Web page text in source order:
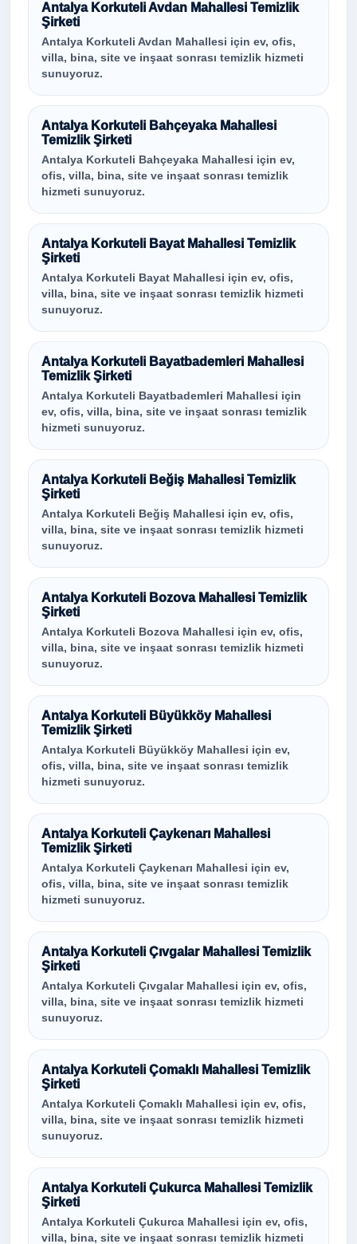
Antalya Korkuteli Avdan Mahallesi Temizlik
Şirketi
Antalya Korkuteli Avdan Mahallesi için ev, ofis,
villa, bina, site ve inşaat sonrası temizlik hizmeti
sunuyoruz.
Antalya Korkuteli Bahçeyaka Mahallesi
Temizlik Şirketi
Antalya Korkuteli Bahçeyaka Mahallesi için ev,
ofis, villa, bina, site ve inşaat sonrası temizlik
hizmeti sunuyoruz.
Antalya Korkuteli Bayat Mahallesi Temizlik
Şirketi
Antalya Korkuteli Bayat Mahallesi için ev, ofis,
villa, bina, site ve inşaat sonrası temizlik hizmeti
sunuyoruz.
Antalya Korkuteli Bayatbademleri Mahallesi
Temizlik Şirketi
Antalya Korkuteli Bayatbademleri Mahallesi için
ev, ofis, villa, bina, site ve inşaat sonrası temizlik
hizmeti sunuyoruz.
Antalya Korkuteli Beğiş Mahallesi Temizlik
Şirketi
Antalya Korkuteli Beğiş Mahallesi için ev, ofis,
villa, bina, site ve inşaat sonrası temizlik hizmeti
sunuyoruz.
Antalya Korkuteli Bozova Mahallesi Temizlik
Şirketi
Antalya Korkuteli Bozova Mahallesi için ev, ofis,
villa, bina, site ve inşaat sonrası temizlik hizmeti
sunuyoruz.
Antalya Korkuteli Büyükköy Mahallesi
Temizlik Şirketi
Antalya Korkuteli Büyükköy Mahallesi için ev,
ofis, villa, bina, site ve inşaat sonrası temizlik
hizmeti sunuyoruz.
Antalya Korkuteli Çaykenarı Mahallesi
Temizlik Şirketi
Antalya Korkuteli Çaykenarı Mahallesi için ev,
ofis, villa, bina, site ve inşaat sonrası temizlik
hizmeti sunuyoruz.
Antalya Korkuteli Çıvgalar Mahallesi Temizlik
Şirketi
Antalya Korkuteli Çıvgalar Mahallesi için ev, ofis,
villa, bina, site ve inşaat sonrası temizlik hizmeti
sunuyoruz.
Antalya Korkuteli Çomaklı Mahallesi Temizlik
Şirketi
Antalya Korkuteli Çomaklı Mahallesi için ev, ofis,
villa, bina, site ve inşaat sonrası temizlik hizmeti
sunuyoruz.
Antalya Korkuteli Çukurca Mahallesi Temizlik
Şirketi
Antalya Korkuteli Çukurca Mahallesi için ev, ofis,
villa, bina, site ve inşaat sonrası temizlik hizmeti